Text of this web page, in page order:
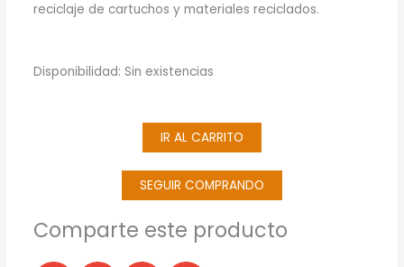
reciclaje de cartuchos y materiales reciclados.
Disponibilidad: Sin existencias
IR AL CARRITO
SEGUIR COMPRANDO
Comparte este producto